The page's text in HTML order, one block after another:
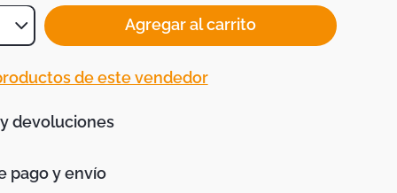
Agregar al carrito
de este vendedor
devoluciones
pago y envío